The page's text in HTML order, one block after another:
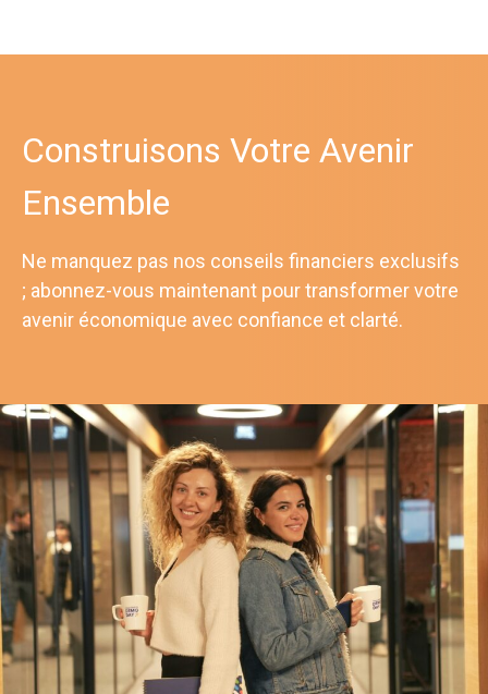
Construisons Votre Avenir
Ensemble
Ne manquez pas nos conseils financiers exclusifs
; abonnez-vous maintenant pour transformer votre
avenir économique avec confiance et clarté.